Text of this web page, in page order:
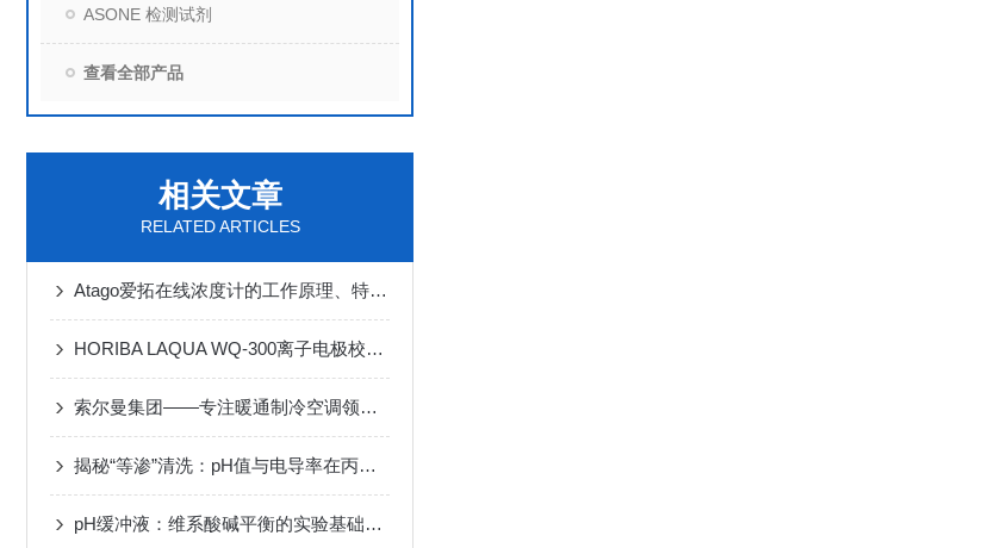
ASONE 检测试剂
查看全部产品
相关文章
RELATED ARTICLES
Atago爱拓在线浓度计的工作原理、特点、应用领域以及未来的发展趋势
HORIBA LAQUA WQ-300离子电极校准操作指南：6步高效通关清单
索尔曼集团——专注暖通制冷空调领域和环境测量领域
揭秘“等渗”清洗：pH值与电导率在丙烯画修复中的科学原理
pH缓冲液：维系酸碱平衡的实验基础介质